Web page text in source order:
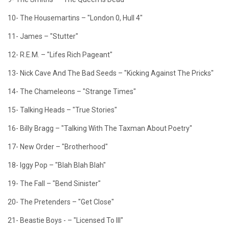
10- The Housemartins – "London 0, Hull 4"
11- James – "Stutter"
12- R.E.M. – "Lifes Rich Pageant"
13- Nick Cave And The Bad Seeds – "Kicking Against The Pricks"
14- The Chameleons – "Strange Times"
15- Talking Heads – "True Stories"
16- Billy Bragg – "Talking With The Taxman About Poetry"
17- New Order – "Brotherhood"
18- Iggy Pop – "Blah Blah Blah"
19- The Fall – "Bend Sinister"
20- The Pretenders – "Get Close"
21- Beastie Boys - – "Licensed To Ill"